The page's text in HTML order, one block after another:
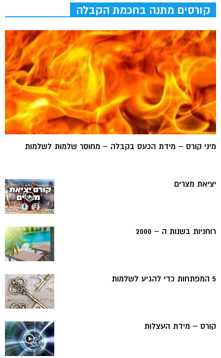
קורסים מתנה בחכמת הקבלה
מיני קורס – מידת הכעס בקבלה – מחוסר שלמות לשלמות
יציאת מצרים
רוחניות בשנות ה – 2000
5 המפתחות כדי להגיע לשלמות
קורס – מידת העצלות